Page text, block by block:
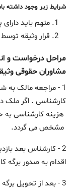
شرایط زیر وجود داشته
متهم باید
قرار وثیقه
مراحل درخواست و
مشاوران حقوقی
1 - مراجعه مالک به
کارشناسی . اگر ملک
هزینه کارشناسی
مشخص می گردد.
2 - کارشناس بعد
اقدام به صدور برگه
3 - بعد از تحویل